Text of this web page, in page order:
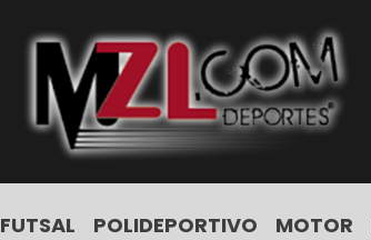
FUTSAL POLIDEPORTIVO MOTOR